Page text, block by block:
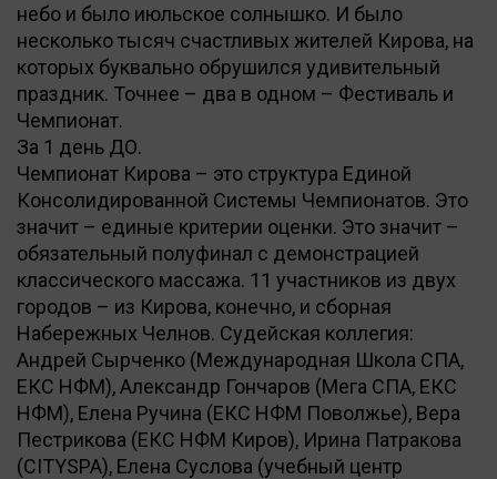
небо и было июльское солнышко. И было
несколько тысяч счастливых жителей Кирова, на
которых буквально обрушился удивительный
праздник. Точнее – два в одном – Фестиваль и
Чемпионат.
За 1 день ДО.
Чемпионат Кирова – это структура Единой
Консолидированной Системы Чемпионатов. Это
значит – единые критерии оценки. Это значит –
обязательный полуфинал с демонстрацией
классического массажа. 11 участников из двух
городов – из Кирова, конечно, и сборная
Набережных Челнов. Судейская коллегия:
Андрей Сырченко (Международная Школа СПА,
ЕКС НФМ), Александр Гончаров (Мега СПА, ЕКС
НФМ), Елена Ручина (ЕКС НФМ Поволжье), Вера
Пестрикова (ЕКС НФМ Киров), Ирина Патракова
(CITYSPA), Елена Суслова (учебный центр